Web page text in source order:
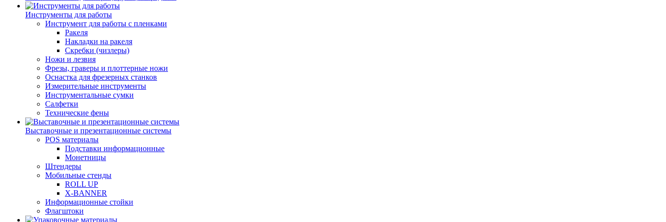
Инструменты для работы
Инструмент для работы с пленками
Ракеля
Накладки на ракеля
Скребки (чизлеры)
Ножи и лезвия
Фрезы, граверы и плоттерные ножи
Оснастка для фрезерных станков
Измерительные инструменты
Инструментальные сумки
Салфетки
Технические фены
Выставочные и презентационные системы
POS материалы
Подставки информационные
Монетницы
Штендеры
Мобильные стенды
ROLL UP
X-BANNER
Информационные стойки
Флагштоки